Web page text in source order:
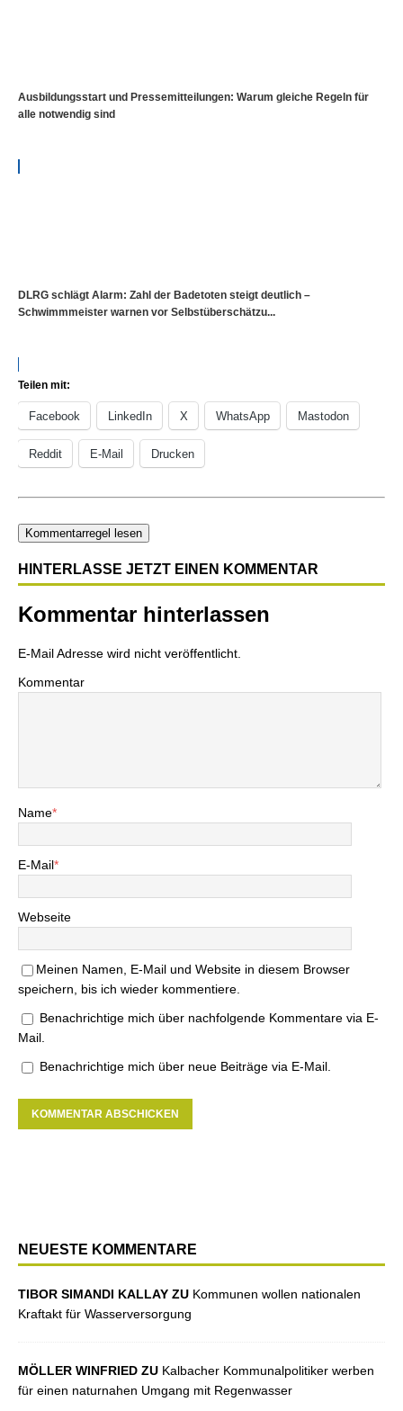
Ausbildungsstart und Pressemitteilungen: Warum gleiche Regeln für
alle notwendig sind
DLRG schlägt Alarm: Zahl der Badetoten steigt deutlich –
Schwimmmeister warnen vor Selbstüberschätzu...
Teilen mit:
Facebook LinkedIn X WhatsApp Mastodon
Reddit E-Mail Drucken
Kommentarregel lesen
HINTERLASSE JETZT EINEN KOMMENTAR
Kommentar hinterlassen
E-Mail Adresse wird nicht veröffentlicht.
Kommentar
Name*
E-Mail*
Webseite
Meinen Namen, E-Mail und Website in diesem Browser
speichern, bis ich wieder kommentiere.
Benachrichtige mich über nachfolgende Kommentare via E-
Mail.
Benachrichtige mich über neue Beiträge via E-Mail.
NEUESTE KOMMENTARE
TIBOR SIMANDI KALLAY ZU Kommunen wollen nationalen
Kraftakt für Wasserversorgung
MÖLLER WINFRIED ZU Kalbacher Kommunalpolitiker werben
für einen naturnahen Umgang mit Regenwasser